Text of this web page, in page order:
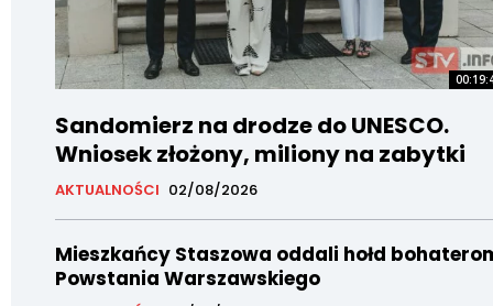
Sandomierz na drodze do UNESCO.
Wniosek złożony, miliony na zabytki
AKTUALNOŚCI 02/08/2026
Mieszkańcy Staszowa oddali hołd
Powstania Warszawskiego